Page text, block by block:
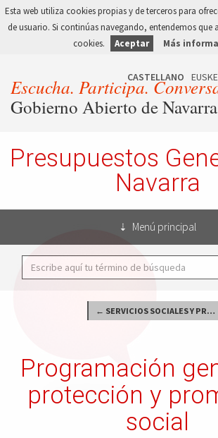
Esta web utiliza cookies propias y de terceros para
de usuario. Si continúas navegando, entendemos que
cookies.
Aceptar Más
Escucha. Participa.
Gobierno Abierto de Navarra
Presupuestos
Navarra
Menú principal
← SERVICIOS SOCIALES Y PROMOCIÓN SOCIAL
Programación
protección y
social